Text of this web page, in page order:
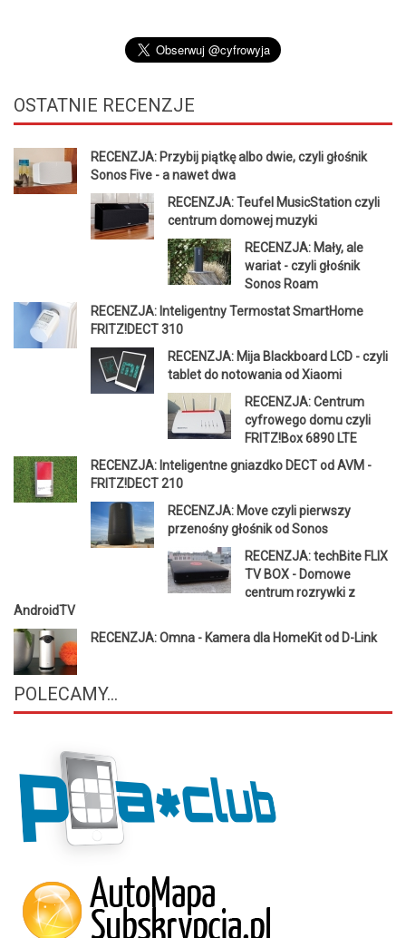
OSTATNIE RECENZJE
RECENZJA: Przybij piątkę albo dwie, czyli głośnik
Sonos Five - a nawet dwa
RECENZJA: Teufel MusicStation czyli
centrum domowej muzyki
RECENZJA: Mały, ale
wariat - czyli głośnik
Sonos Roam
RECENZJA: Inteligentny Termostat SmartHome
FRITZ!DECT 310
RECENZJA: Mija Blackboard LCD - czyli
tablet do notowania od Xiaomi
RECENZJA: Centrum
cyfrowego domu czyli
FRITZ!Box 6890 LTE
RECENZJA: Inteligentne gniazdko DECT od AVM -
FRITZ!DECT 210
RECENZJA: Move czyli pierwszy
przenośny głośnik od Sonos
RECENZJA: techBite FLIX
TV BOX - Domowe
centrum rozrywki z
AndroidTV
RECENZJA: Omna - Kamera dla HomeKit od D-Link
POLECAMY...